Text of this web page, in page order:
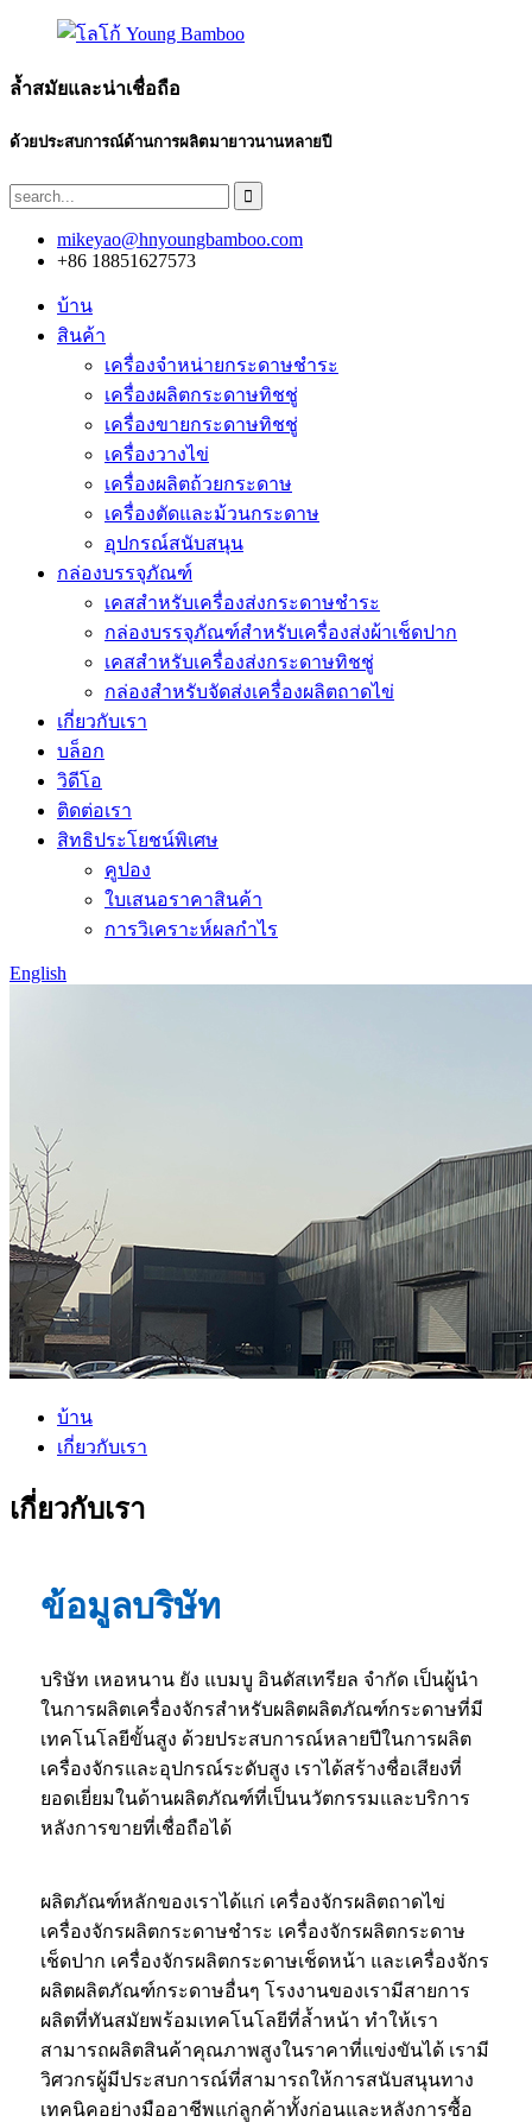
ล้ำสมัยและน่าเชื่อถือ
ด้วยประสบการณ์ด้านการผลิตมายาวนานหลายปี
mikeyao@hnyoungbamboo.com
+86 18851627573
บ้าน
สินค้า
เครื่องจำหน่ายกระดาษชำระ
เครื่องผลิตกระดาษทิชชู่
เครื่องขายกระดาษทิชชู่
เครื่องวางไข่
เครื่องผลิตถ้วยกระดาษ
เครื่องตัดและม้วนกระดาษ
อุปกรณ์สนับสนุน
กล่องบรรจุภัณฑ์
เคสสำหรับเครื่องส่งกระดาษชำระ
กล่องบรรจุภัณฑ์สำหรับเครื่องส่งผ้าเช็ดปาก
เคสสำหรับเครื่องส่งกระดาษทิชชู่
กล่องสำหรับจัดส่งเครื่องผลิตถาดไข่
เกี่ยวกับเรา
บล็อก
วิดีโอ
ติดต่อเรา
สิทธิประโยชน์พิเศษ
คูปอง
ใบเสนอราคาสินค้า
การวิเคราะห์ผลกำไร
English
บ้าน
เกี่ยวกับเรา
เกี่ยวกับเรา
ข้อมูลบริษัท
บริษัท เหอหนาน ยัง แบมบู อินดัสเทรียล จำกัด เป็นผู้นำ
ในการผลิตเครื่องจักรสำหรับผลิตผลิตภัณฑ์กระดาษที่มี
เทคโนโลยีขั้นสูง ด้วยประสบการณ์หลายปีในการผลิต
เครื่องจักรและอุปกรณ์ระดับสูง เราได้สร้างชื่อเสียงที่
ยอดเยี่ยมในด้านผลิตภัณฑ์ที่เป็นนวัตกรรมและบริการ
หลังการขายที่เชื่อถือได้
ผลิตภัณฑ์หลักของเราได้แก่ เครื่องจักรผลิตถาดไข่
เครื่องจักรผลิตกระดาษชำระ เครื่องจักรผลิตกระดาษ
เช็ดปาก เครื่องจักรผลิตกระดาษเช็ดหน้า และเครื่องจักร
ผลิตผลิตภัณฑ์กระดาษอื่นๆ โรงงานของเรามีสายการ
ผลิตที่ทันสมัยพร้อมเทคโนโลยีที่ล้ำหน้า ทำให้เรา
สามารถผลิตสินค้าคุณภาพสูงในราคาที่แข่งขันได้ เรามี
วิศวกรผู้มีประสบการณ์ที่สามารถให้การสนับสนุนทาง
เทคนิคอย่างมืออาชีพแก่ลูกค้าทั้งก่อนและหลังการซื้อ